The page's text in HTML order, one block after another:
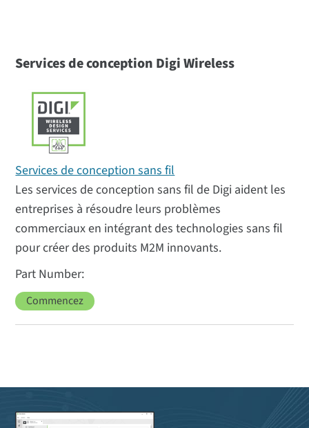
Services de conception Digi Wireless
Services de conception sans fil
Les services de conception sans fil de Digi aident les
entreprises à résoudre leurs problèmes
commerciaux en intégrant des technologies sans fil
pour créer des produits M2M innovants.
Commencez